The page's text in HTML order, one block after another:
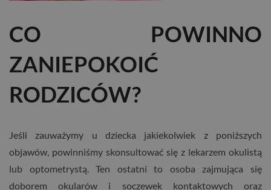
CO POWINNO
ZANIEPOKOIĆ
RODZICÓW?
Jeśli zauważymy u dziecka jakiekolwiek z poniższych
objawów, powinniśmy skonsultować się z lekarzem okulistą
lub optometrystą. Ten ostatni to osoba zajmująca się
doborem okularów i soczewek kontaktowych oraz